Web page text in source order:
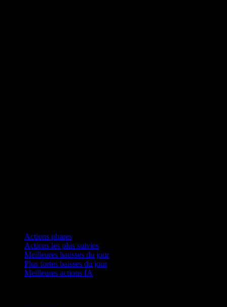
Actions phares
Actions les plus suivies
Meilleures hausses du jour
Plus fortes baisses du jour
Meilleures actions IA